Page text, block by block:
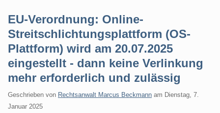
EU-Verordnung: Online-
Streitschlichtungsplattform (OS-
Plattform) wird am 20.07.2025
eingestellt - dann keine Verlinkung
mehr erforderlich und zulässig
Geschrieben von Rechtsanwalt Marcus Beckmann am Dienstag, 7.
Januar 2025